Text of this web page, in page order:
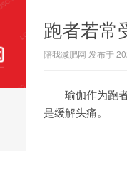
跑者若常
陪我减肥网 发布于
瑜伽作为跑者
是缓解头痛。